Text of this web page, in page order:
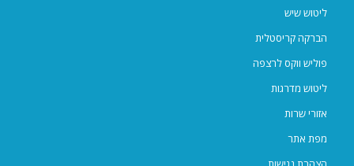
ליטוש שיש
הברקה קריסטלית
פוליש ווקס לרצפה
ליטוש מדרגות
אזורי שרות
מפת אתר